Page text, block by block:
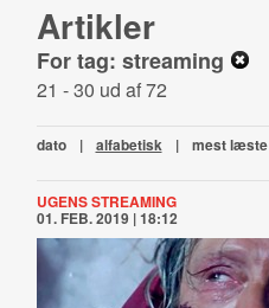
Artikler
For tag: streaming
21 - 30 ud af 72
dato | alfabetisk | mest læste
UGENS STREAMING
01. FEB. 2019 | 18:12